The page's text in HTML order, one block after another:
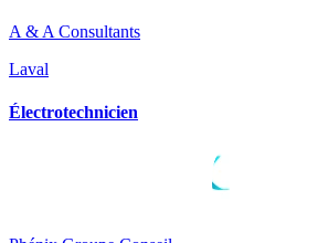
A & A Consultants
Laval
Électrotechnicien